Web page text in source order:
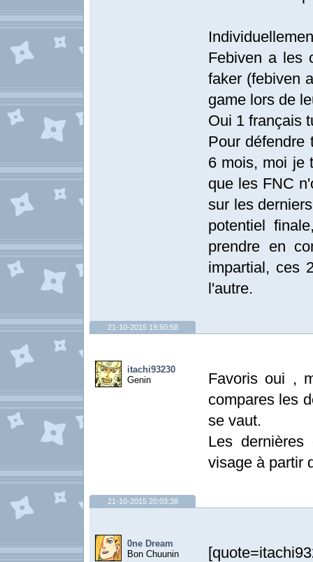
Febiven a les
faker (febiven
game lors de
Oui 1 français
Pour défendre
6 mois, moi je
que les FNC
sur les
potentiel
prendre en
impartial, ces
l'autre.
21-10-2015 19:50:58
itachi93230
Genin
Favoris oui ,
compares les
se vaut.
Les
visage à partir
21-10-2015 20:03:38
0ne Dream
Bon Chuunin